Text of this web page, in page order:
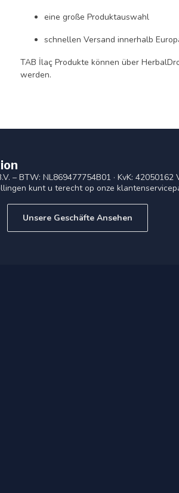
eine große Produktauswahl
schnellen Versand innerhalb
TAB İlaç Produkte können über
werden.
– BTW: NL869477754B01 · KvK: 42050162
kunt u terecht op onze
Unsere Geschäfte Ansehen